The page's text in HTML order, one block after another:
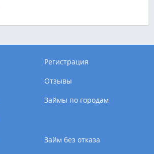
Регистрация
Отзывы
Займы по городам
Займ без отказа